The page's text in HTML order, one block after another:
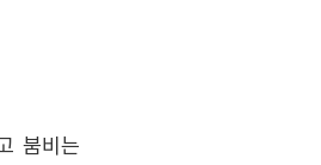
붐비는